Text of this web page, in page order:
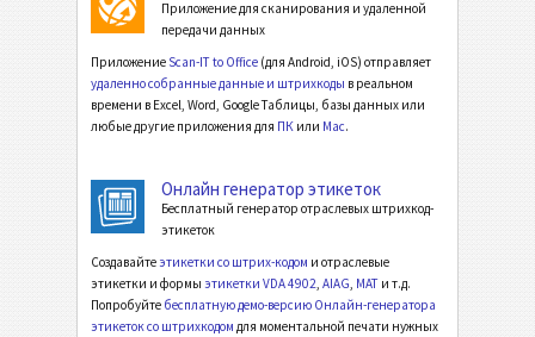
Приложение для сканирования и удаленной
передачи данных
Приложение Scan-IT to Office (для Android, iOS) отправляет
удаленно собранные данные и штрихкоды в реальном
времени в Excel, Word, Google Таблицы, базы данных или
любые другие приложения для ПК или Mac.
Онлайн генератор этикеток
Бесплатный генератор отраслевых штрихкод-
этикеток
Создавайте этикетки со штрих-кодом и отраслевые
этикетки и формы этикетки VDA 4902, AIAG, MAT и т.д.
Попробуйте бесплатную демо-версию Онлайн-генератора
этикеток со штрихкодом для моментальной печати нужных